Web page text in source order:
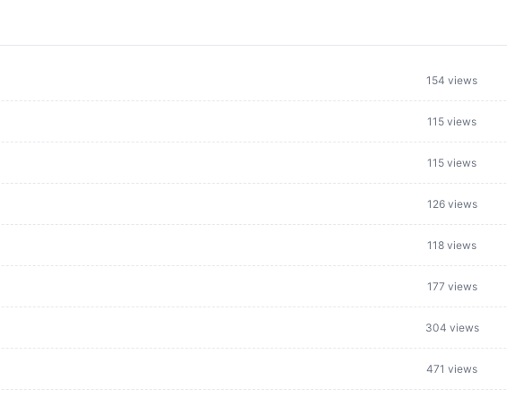
154 views
115 views
115 views
126 views
118 views
177 views
304 views
471 views